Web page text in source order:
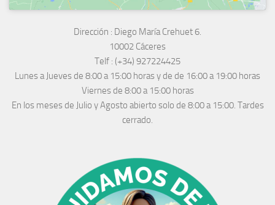
Dirección : Diego María Crehuet 6.
10002 Cáceres
Telf : (+34) 927224425
Lunes a Jueves de 8:00 a 15:00 horas y de de 16:00 a 19:00 horas
Viernes de 8:00 a 15:00 horas
En los meses de Julio y Agosto abierto solo de 8:00 a 15:00. Tardes
cerrado.